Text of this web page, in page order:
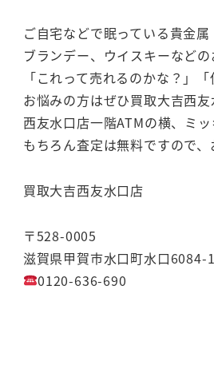
ご自宅などで眠っている貴金
ブランデー、ウイスキーなど
「これって売れるのかな？」
お悩みの方はぜひ買取大吉西
西友水口店一階ATMの横、ミ
もちろん査定は無料ですので
買取大吉西友水口店
〒528-0005
滋賀県甲賀市水口町水口
0120-636-690